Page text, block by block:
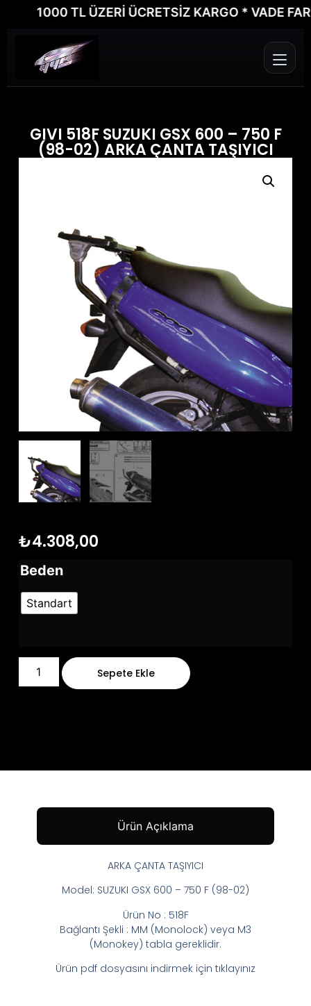
1000 TL ÜZERİ ÜCRETSİZ KARGO * VADE
GIVI 518F SUZUKI GSX 600 – 750 F
(98-02) ARKA ÇANTA TAŞIYICI
₺4.308,00
Beden
Standart
Sepete Ekle
Ürün Açıklama
ARKA ÇANTA TAŞIYICI
Model: SUZUKI GSX 600 – 750 F (98-02)
Ürün No : 518F
Bağlantı Şekli : MM (Monolock) veya M3
(Monokey) tabla gereklidir.
Ürün pdf dosyasını indirmek için tıklayınız